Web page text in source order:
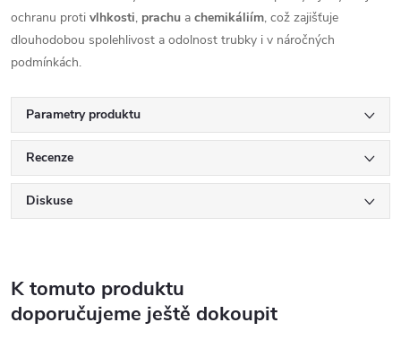
ochranu proti vlhkosti, prachu a chemikáliím, což zajišťuje
dlouhodobou spolehlivost a odolnost trubky i v náročných
podmínkách.
Parametry produktu
Recenze
Diskuse
K tomuto produktu
doporučujeme ještě dokoupit